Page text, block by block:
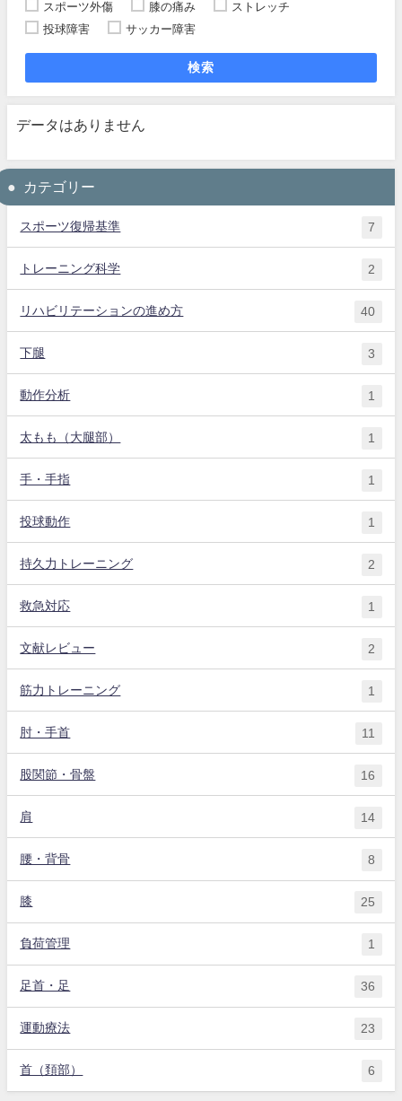
スポーツ外傷
膝の痛み
ストレッチ
投球障害
サッカー障害
検索
データはありません
カテゴリー
スポーツ復帰基準 7
トレーニング科学 2
リハビリテーションの進め方 40
下腿 3
動作分析 1
太もも（大腿部） 1
手・手指 1
投球動作 1
持久力トレーニング 2
救急対応 1
文献レビュー 2
筋力トレーニング 1
肘・手首 11
股関節・骨盤 16
肩 14
腰・背骨 8
膝 25
負荷管理 1
足首・足 36
運動療法 23
首（頚部） 6